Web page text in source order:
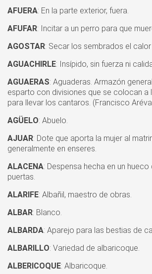
AFUERA: En la parte exterior, fuera.
AFUFAR: Incitar a un perro para que
AGOSTAR: Secar los sembrados el calor
AGUACHIRLE: Insípido, sin fuerza ni
AGUAERAS: Aguaderas. Armazón
esparto con divisiones que se colocan a
para llevar los cantaros. (Francisco
AGÜELO: Abuelo.
AJUAR: Dote que aporta la mujer al
generalmente en enseres.
ALACENA: Despensa hecha en un
puertas.
ALARIFE: Albañil, maestro de obras.
ALBAR: Blanco.
ALBARDA: Aparejo para las bestias de
ALBARILLO: Variedad de albaricoque.
ALBERICOQUE: Albaricoque.